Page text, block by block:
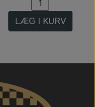
LÆG I KURV